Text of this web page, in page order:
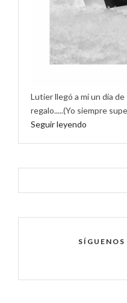
Lutier llegó a mí un día
regalo.....(Yo siempre
Seguir leyendo